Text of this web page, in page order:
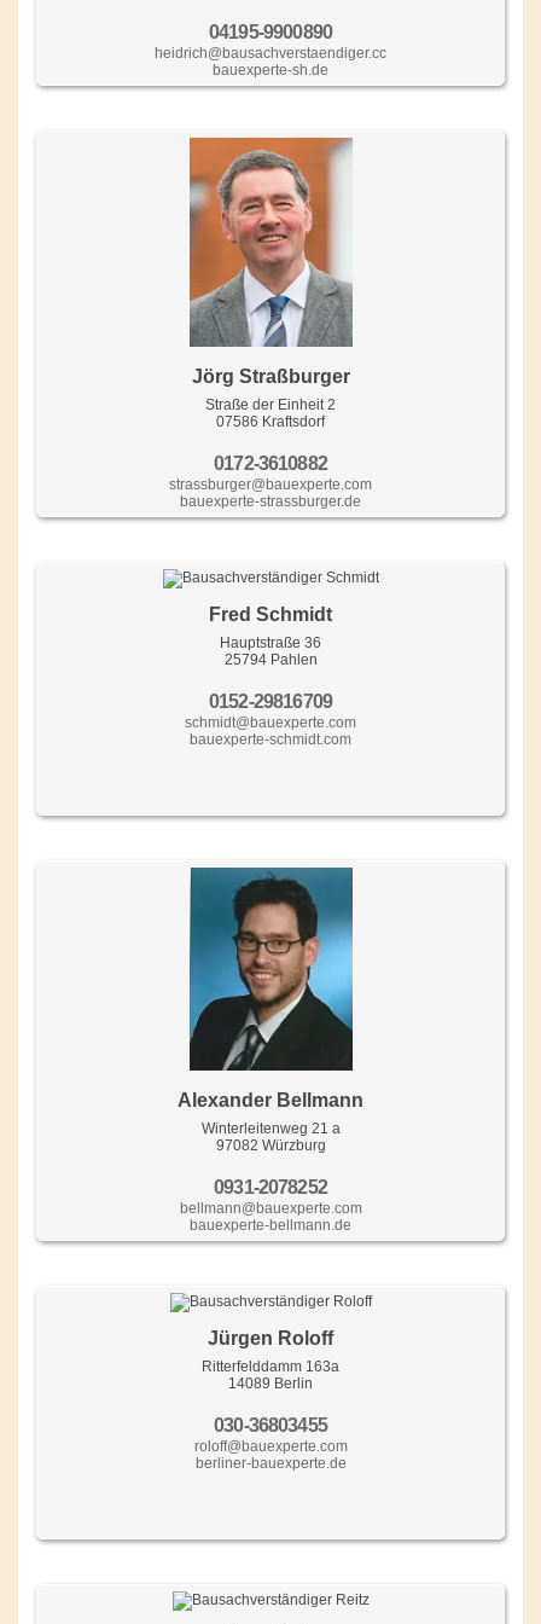
04195-9900890
heidrich@bausachverstaendiger.cc
bauexperte-sh.de
Jörg Straßburger
Straße der Einheit 2
07586 Kraftsdorf
0172-3610882
strassburger@bauexperte.com
bauexperte-strassburger.de
Fred Schmidt
Hauptstraße 36
25794 Pahlen
0152-29816709
schmidt@bauexperte.com
bauexperte-schmidt.com
Alexander Bellmann
Winterleitenweg 21 a
97082 Würzburg
0931-2078252
bellmann@bauexperte.com
bauexperte-bellmann.de
Jürgen Roloff
Ritterfelddamm 163a
14089 Berlin
030-36803455
roloff@bauexperte.com
berliner-bauexperte.de